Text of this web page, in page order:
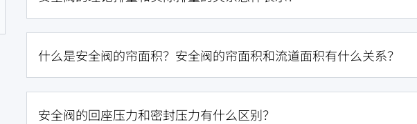
什么是安全阀的帘面积？安全阀的帘面积和流道面积有什么关系？
安全阀的回座压力和密封压力有什么区别？